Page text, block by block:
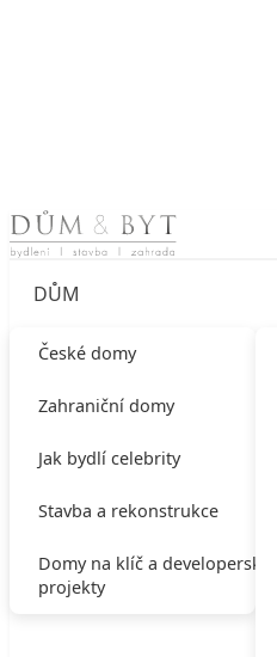
Skip to content
DŮM
České domy
Zahraniční domy
Jak bydlí celebrity
Stavba a rekonstrukce
Domy na klíč a developerské
projekty